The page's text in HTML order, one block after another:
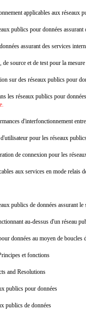
applicables aux
publics pour données
assurant des services
source et de test pour la
sur des réseaux publics pour
les réseaux publics pour données
d'interfonctionnement
pour les réseaux
de connexion pour les
aux services en mode relais
publics de données assurant
au-dessus d'un réseau
données au moyen de
et fonctions
and Resolutions
publics pour données
publics de données